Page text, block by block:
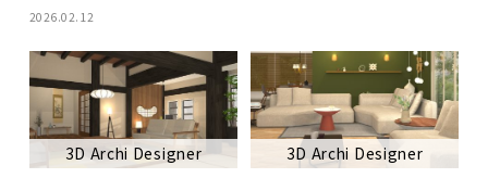
2026.02.12
3D Archi Designer
3D Archi Designer